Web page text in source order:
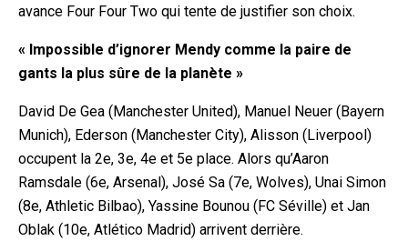
avance Four Four Two qui tente de justifier son choix.
« Impossible d’ignorer Mendy comme la paire de
gants la plus sûre de la planète »
David De Gea (Manchester United), Manuel Neuer (Bayern
Munich), Ederson (Manchester City), Alisson (Liverpool)
occupent la 2e, 3e, 4e et 5e place. Alors qu’Aaron
Ramsdale (6e, Arsenal), José Sa (7e, Wolves), Unai Simon
(8e, Athletic Bilbao), Yassine Bounou (FC Séville) et Jan
Oblak (10e, Atlético Madrid) arrivent derrière.